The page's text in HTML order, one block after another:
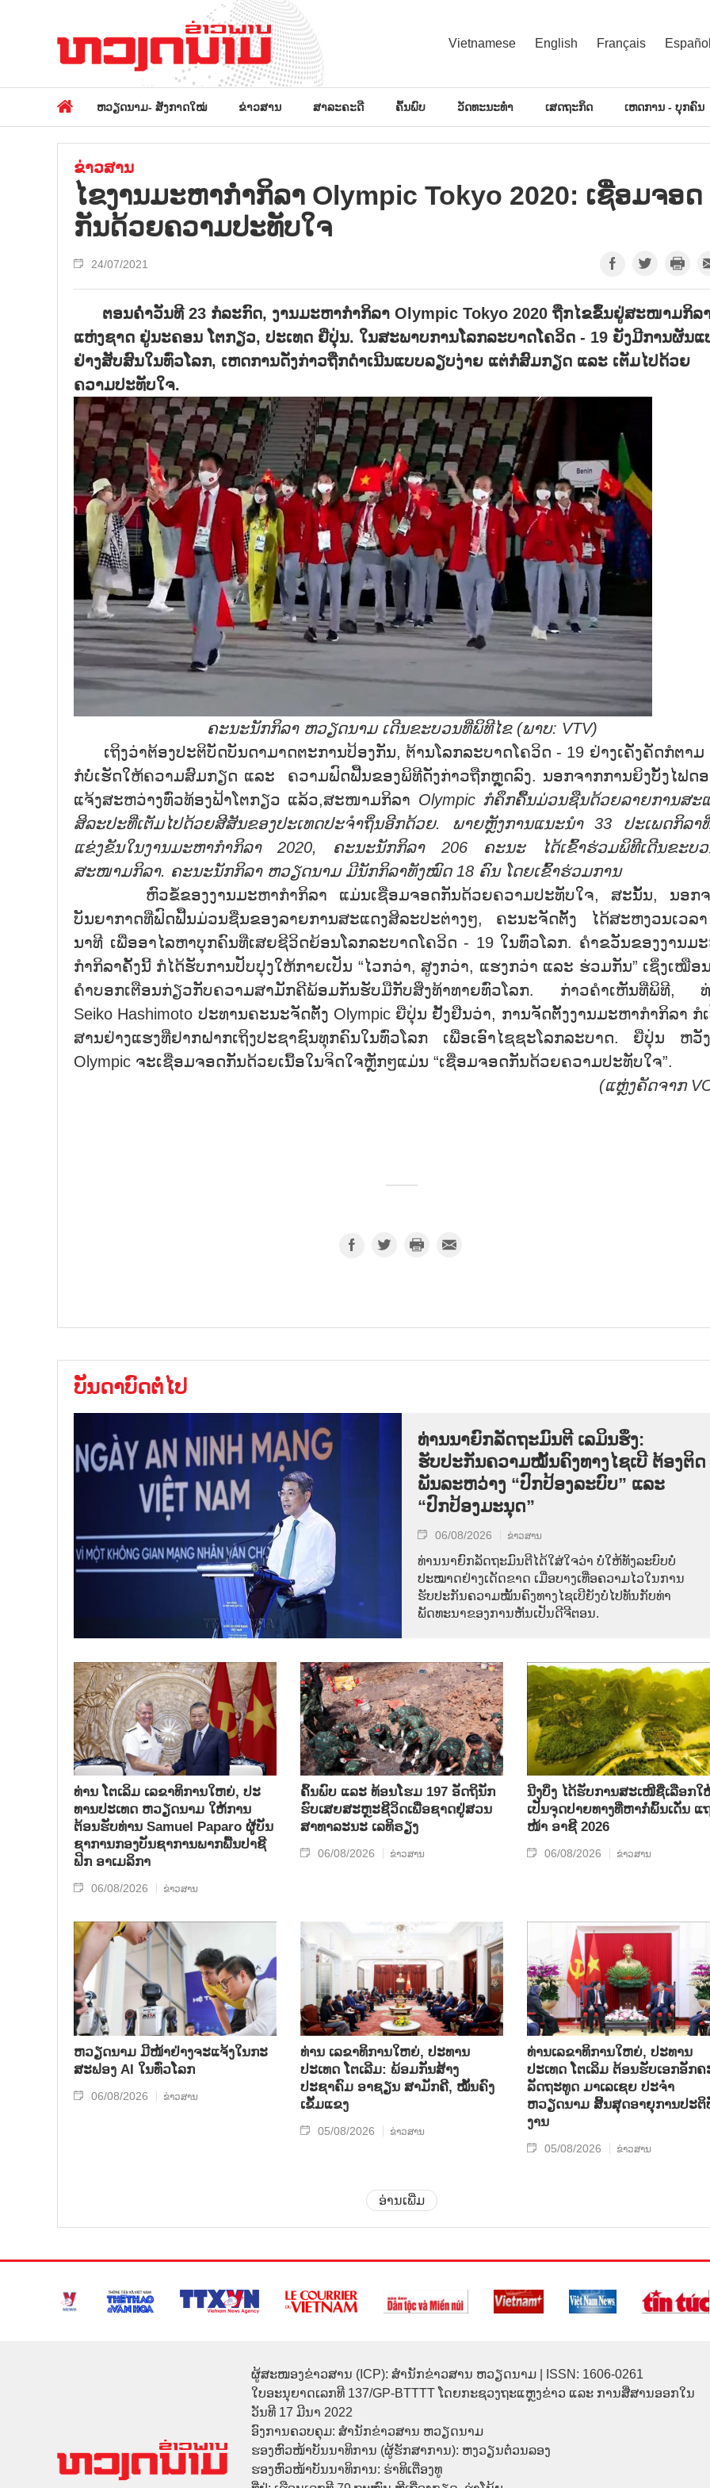
Vietnamese English Français
ຫວຽດນາມ- ສັງກາດໃໝ່ ຂ່າວສານ ສາລະຄະດີ ຄົ້ນພົບ ວັດທະນະທຳ ເສດຖະກິດ ເຫດການ - ບຸກຄົນ
ຂ່າວສານ
ໄຂງານມະຫາກຳກິລາ Olympic Tokyo 2020: ເຊື່ອມຈອດ
ກັນດ້ວຍຄວາມປະທັບໃຈ
24/07/2021
ຕອນຄ່ຳວັນທີ 23 ກໍລະກົດ, ງານມະຫາກຳກິລາ Olympic Tokyo 2020 ຖືກໄຂຂຶ້ນຢູ່ສະໜາມກິລ
ແຫ່ງຊາດ ຢູ່ນະຄອນ ໂຕກຽວ, ປະເທດ ຍີ່ປຸ່ນ. ໃນສະພາບການໂລກລະບາດໂຄວິດ - 19 ຍັງມີການຜັນແ
ຢ່າງສັບສົນໃນທົ່ວໂລກ, ເຫດການດັ່ງກ່າວຖືກດຳເນີນແບບລຽບງ່າຍ ແຕ່ກໍສົມກຽດ ແລະ ເຕັມໄປດ້ວຍ
ຄວາມປະທັບໃຈ.
ຄະນະນັກກິລາ ຫວຽດນາມ ເດີນຂະບວນທີ່ພິທີໄຂ (ພາບ: VTV)
ເຖິງວ່າຕ້ອງປະຕິບັດບັນດາມາດຕະການປ້ອງກັນ, ຕ້ານໂລກລະບາດໂຄວິດ - 19 ຢ່າງເຄັ່ງຄັດກໍຕາມ
ກໍບໍ່ເຮັດໃຫ້ຄວາມສົມກຽດ ແລະ ຄວາມຟົດຟື້ນຂອງພິທີດັ່ງກ່າວຖືກຫຼຸດລົງ. ນອກຈາກການຍິງບັ້ງໄຟດ
ແຈ້ງສະຫວ່າງທົ່ວທ້ອງຟ້າໂຕກຽວ ແລ້ວ,ສະໜາມກິລາ Olympic ກໍຄຶກຄື້ນມ່ວນຊືນດ້ວຍລາຍການສະ
ສິລະປະທີ່ເຕັມໄປດ້ວຍສີສັນຂອງປະເທດປະຈຳຖິ່ນອີກດ້ວຍ. ພາຍຫຼັງການແນະນຳ33 ປະເພດກິລາ
ແຂ່ງຂັນໃນງານມະຫາກຳກິລາ2020, ຄະນະນັກກິລາ 206 ຄະນະ ໄດ້ເຂົ້າຮ່ວມພິທີເດີນຂະບ
ສະໜາມກິລາ. ຄະນະນັກກິລາ ຫວຽດນາມ ມີນັກກິລາທັງໝົດ 18 ຄົນ ໂດຍເຂົ້າຮ່ວມການ
ຫົວຂໍ້ຂອງງານມະຫາກຳກິລາ ແມ່ນເຊື່ອມຈອດກັນດ້ວຍຄວາມປະທັບໃຈ, ສະນັ້ນ, ນອກຈ
ບັນຍາກາດທີ່ຟົດຟື້ນມ່ວນຊື່ນຂອງລາຍການສະແດງສິລະປະຕ່າງໆ, ຄະນະຈັດຕັ້ງ ໄດ້ສະຫງວນເວລ
ນາທີ ເພື່ອອາໄລຫາບຸກຄົນທີ່ເສຍຊີວິດຍ້ອນໂລກລະບາດໂຄວິດ - 19 ໃນທົ່ວໂລກ. ຄຳຂວັນຂອງງານມ
ກຳກິລາຄັ້ງນີ້ ກໍໄດ້ຮັບການປັບປຸງໃຫ້ກາຍເປັນ “ໄວກວ່າ, ສູງກວ່າ, ແຮງກວ່າ ແລະ ຮ່ວມກັນ” ເຊິ່ງເໝືອ
ຄຳບອກເຕືອນກ່ຽວກັບຄວາມສາມັກຄີພ້ອມກັນຮັບມືກັບສິ່ງທ້າທາຍທົ່ວໂລກ. ກ່າວຄຳເຫັນທີ່ພິທີ,
Seiko Hashimoto ປະທານຄະນະຈັດຕັ້ງ Olympic ຍີ່ປຸ່ນ ຢັ້ງຢືນວ່າ, ການຈັດຕັ້ງງານມະຫາກຳກິລາ ກໍ
ສານຢ່າງແຮງທີ່ຢາກຝາກເຖິງປະຊາຊົນທຸກຄົນໃນທົ່ວໂລກ ເພື່ອເອົາໄຊຊະໂລກລະບາດ. ຍີ່ປຸ່ນ ຫວັ
Olympic ຈະເຊື່ອມຈອດກັນດ້ວຍເນື້ອໃນຈິດໃຈຫຼັກໆແມ່ນ “ເຊື່ອມຈອດກັນດ້ວຍຄວາມປະທັບໃຈ”.
(ແຫຼ່ງຄັດຈາກ
ບັນດາບົດຕໍ່ໄປ
ທ່ານນາຍົກລັດຖະມົນຕີ ເລມິນຮຶງ:
ຮັບປະກັນຄວາມໝັ້ນຄົງທາງໄຊເບີ ຕ້ອງຕິດ
ພັນລະຫວ່າງ “ປົກປ້ອງລະບົບ” ແລະ
“ປົກປ້ອງມະນຸດ”
06/08/2026 ຂ່າວສານ
ທ່ານນາຍົກລັດຖະມົນຕີໄດ້ໃສ່ໃຈວ່າ ບໍ່ໃຫ້ທັງລະບົບບໍ່
ປະໝາດຢ່າງເດັດຂາດ ເມື່ອບາງເທື່ອຄວາມໄວໃນການ
ຮັບປະກັນຄວາມໝັ້ນຄົງທາງໄຊເບີຍັງບໍ່ໄປທັນກັບທ່າ
ພັດທະນາຂອງການຫັນເປັນດີຈີຕອນ.
ທ່ານ ໂຕ​ເລິມ ເລ​ຂາ​ທິ​ການ​ໃຫຍ່, ປະ​
ທານ​ປະ​ເທດ ​ຫວຽດ​ນາມ ໃຫ້​ການ​
ຕ້ອນ​ຮັບ​ທ່ານ Samuel Paparo ຜູ້​ບັນ​
ຊາ​ການກອງ​ບັນ​ຊາ​ການພາກ​ພື້ນ​ປາ​ຊີ​
ຟິກ ອາ​ເມ​ລິ​ກາ
06/08/2026 ຂ່າວສານ
ຄົ້ນ​ພົບ ແລະ ທ້ອນ​ໂຮມ 197 ອັດ​ຖິ​ນັກ​
ຮົບ​ເສຍ​ສະຫຼະ​ຊີ​ວິດ​ເພື່ອ​ຊາດ​ຢູ່​ສວນ​
ສາ​ທາ​ລະ​ນະ ເລ​ທິ​ຣຽງ
06/08/2026 ຂ່າວສານ
ນີງບິ່ງ ໄດ້ຮັບການສະເໜີຊື່ເລືອກໃ
ເປັນຈຸດປາຍທາງທີ່ຫາກໍ່ພົ້ນເດັ່ນ ແ
ໜ້າ ອາຊີ 2026
06/08/2026 ຂ່າວສານ
ຫວຽດນາມ ມີໜ້າຢ່າງຈະແຈ້ງໃນກະ
ສະຟອງ AI ໃນທົ່ວໂລກ
06/08/2026 ຂ່າວສານ
ທ່ານ ເລຂາທິການໃຫຍ່, ປະທານ
ປະເທດ ໂຕເລີມ: ພ້ອມກັນສ້າງ
ປະຊາຄົມ ອາຊຽນ ສາມັກຄີ, ໝັ້ນຄົງ
ເຂັ້ມແຂງ
05/08/2026 ຂ່າວສານ
ທ່ານເລຂາທິການໃຫຍ່, ປະທານ
ປະເທດ ໂຕເລິມ ຕ້ອນຮັບເອກອັກຄ
ລັດຖະທູດ ມາເລເຊຍ ປະຈຳ
ຫວຽດນາມ ສິ້ນສຸດອາຍຸການປະຕິ
ງານ
05/08/2026 ຂ່າວສານ
ອ່ານເພີ່ມ
ຜູ້ສະໜອງຂ່າວສານ (ICP): ສຳນັກຂ່າວສານ ຫວຽດນາມ | ISSN: 1606-0261
ໃບອະນຸຍາດເລກທີ 137/GP-BTTTT ໂດຍກະຊວງຖະແຫຼງຂ່າວ ແລະ ການສື່ສານອອກໃນ
ວັນທີ 17 ມີນາ 2022
ອົງການຄວບຄຸມ: ສຳນັກຂ່າວສານ ຫວຽດນາມ
ຮອງຫົວໜ້າບັນນາທິການ (ຜູ້ຮັກສາການ): ຫງວຽນຕ໋ວນລອງ
ຮອງຫົວໜ້າບັນນາທິການ: ຮ່າທິເຕື່ອງທູ